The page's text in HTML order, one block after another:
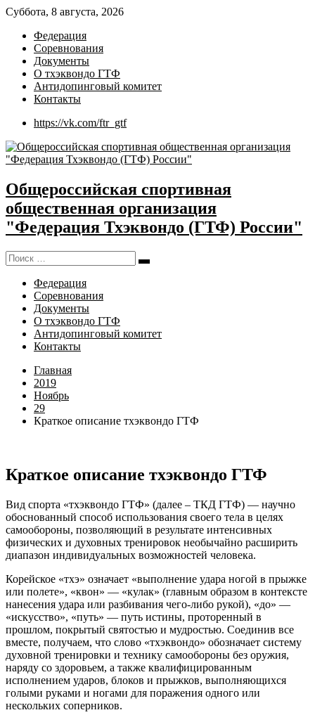
Суббота, 8 августа, 2026
Федерация
Соревнования
Документы
О тхэквондо ГТФ
Антидопинговый комитет
Контакты
https://vk.com/ftr_gtf
Общероссийская спортивная
общественная организация
"Федерация Тхэквондо (ГТФ) России"
Поиск:
Поиск
Федерация
Соревнования
Документы
О тхэквондо ГТФ
Антидопинговый комитет
Контакты
Главная
2019
Ноябрь
29
Краткое описание тхэквондо ГТФ
Краткое описание тхэквондо ГТФ
Вид спорта «тхэквондо ГТФ» (далее – ТКД ГТФ) — научно
обоснованный способ использования своего тела в целях
самообороны, позволяющий в результате интенсивных
физических и духовных тренировок необычайно расширить
диапазон индивидуальных возможностей человека.
Корейское «тхэ» означает «выполнение удара ногой в прыжке
или полете», «квон» — «кулак» (главным образом в контексте
нанесения удара или разбивания чего-либо рукой), «до» —
«искусство», «путь» — путь истины, проторенный в
прошлом, покрытый святостью и мудростью. Соединив все
вместе, получаем, что слово «тхэквондо» обозначает систему
духовной тренировки и технику самообороны без оружия,
наряду со здоровьем, а также квалифицированным
исполнением ударов, блоков и прыжков, выполняющихся
голыми руками и ногами для поражения одного или
нескольких соперников.